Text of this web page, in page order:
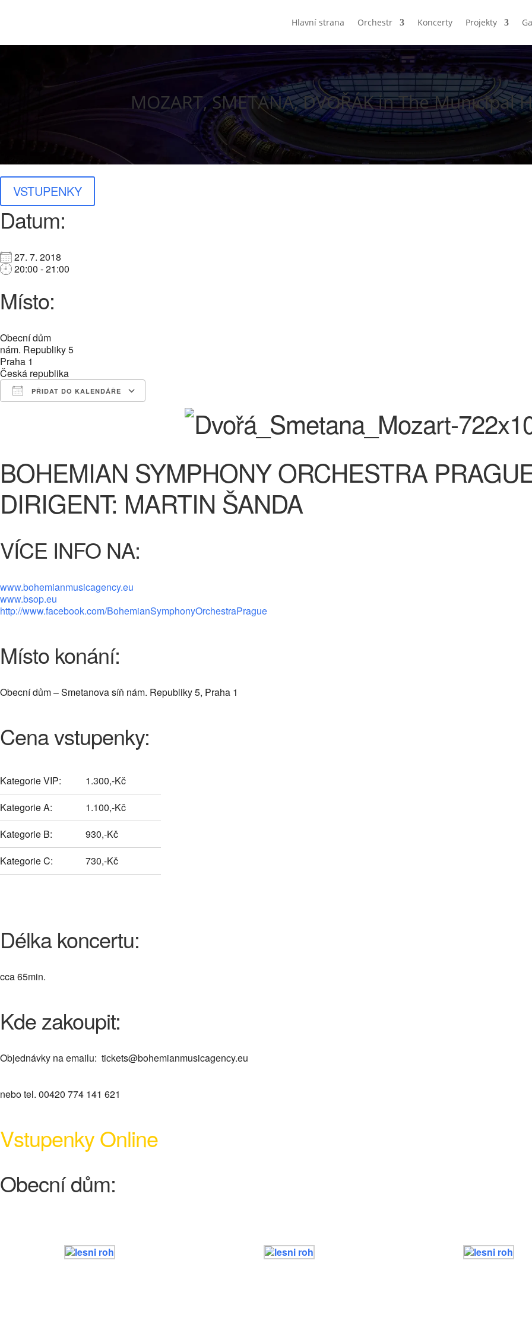
Hlavní strana Orchestr Koncerty Projekty
MOZART, SMETANA, DVOŘÁK in The Municipal
VSTUPENKY
Datum:
27. 7. 2018
20:00 - 21:00
Místo:
Obecní dům
nám. Republiky 5
Praha 1
Česká republika
PŘIDAT DO KALENDÁŘE
Outlook Live
BOHEMIAN SYMPHONY ORCHESTRA
DIRIGENT: MARTIN ŠANDA
VÍCE INFO NA:
www.bohemianmusicagency.eu
www.bsop.eu
http://www.facebook.com/BohemianSymphonyOrchestraPrague
Místo konání:
Obecní dům – Smetanova síň nám. Republiky 5, Praha 1
Cena vstupenky:
Kategorie VIP:
1.300,-Kč
Kategorie A:
1.100,-Kč
Kategorie B:
930,-Kč
Kategorie C:
730,-Kč
Délka koncertu:
cca 65min.
Kde zakoupit:
Objednávky na emailu: tickets@bohemianmusicagency.eu
nebo tel. 00420 774 141 621
Vstupenky Online
Obecní dům: